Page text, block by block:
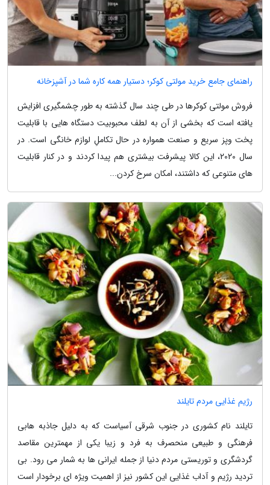
راهنمای جامع خرید مولتی کوکر؛ دستیار همه کاره شما در آشپزخانه
فروش مولتی کوکرها در طی چند سال گذشته به طور چشمگیری افزایش
یافته است که بخشی از آن به لطف محبوبیت دستگاه هایی با قابلیت
پخت وپز سریع و صنعت همواره در حال تکاملِ لوازم خانگی است. در
سال 2020، این کالا پیشرفت بیشتری هم پیدا کردند و در کنار قابلیت
های متنوعی که داشتند، امکان سرخ کردن...
رژیم غذایی مردم تایلند
تایلند نام کشوری در جنوب شرقی آسیاست که به دلیل جاذبه هابی
فرهنگی و طبیعی منحصرف به فرد و زیبا یکی از مهمترین مقاصد
گردشگری و توریستی مردم دنیا از جمله ایرانی ها به شمار می رود. بی
تردید رژیم و آداب غذایی این کشور نیز از اهمیت ویژه ای برخودار است